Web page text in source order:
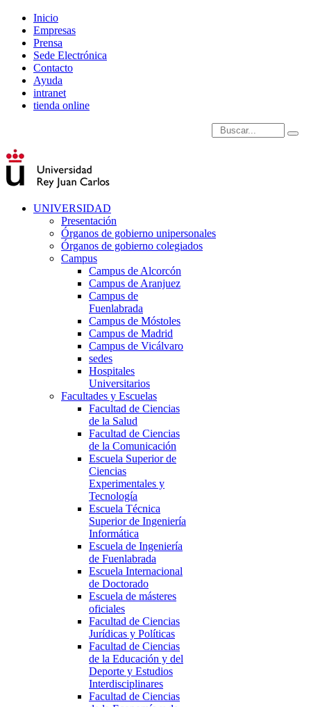
Inicio
Empresas
Prensa
Sede Electrónica
Contacto
Ayuda
intranet
tienda online
Introduce términos de
UNIVERSIDAD
Presentación
Órganos de gobierno unipersonales
Órganos de gobierno colegiados
Campus
Campus de Alcorcón
Campus de Aranjuez
Campus de
Fuenlabrada
Campus de Móstoles
Campus de Madrid
Campus de Vicálvaro
sedes
Hospitales
Universitarios
Facultades y Escuelas
Facultad de Ciencias
de la Salud
Facultad de Ciencias
de la Comunicación
Escuela Superior de
Ciencias
Experimentales y
Tecnología
Escuela Técnica
Superior de Ingeniería
Informática
Escuela de Ingeniería
de Fuenlabrada
Escuela Internacional
de Doctorado
Escuela de másteres
oficiales
Facultad de Ciencias
Jurídicas y Políticas
Facultad de Ciencias
de la Educación y del
Deporte y Estudios
Interdisciplinares
Facultad de Ciencias